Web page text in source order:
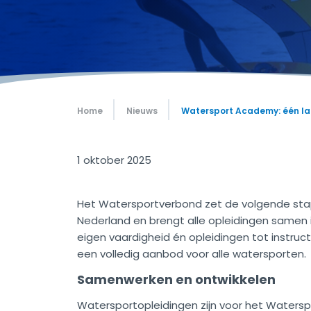
Home Nieuws Watersport Academy: één
1 oktober 2025
Het Watersportverbond zet de volgende
Nederland en brengt alle opleidingen
eigen vaardigheid én opleidingen tot
een volledig aanbod voor alle watersporten.
Samenwerken en ontwikkelen
Watersportopleidingen zijn voor het